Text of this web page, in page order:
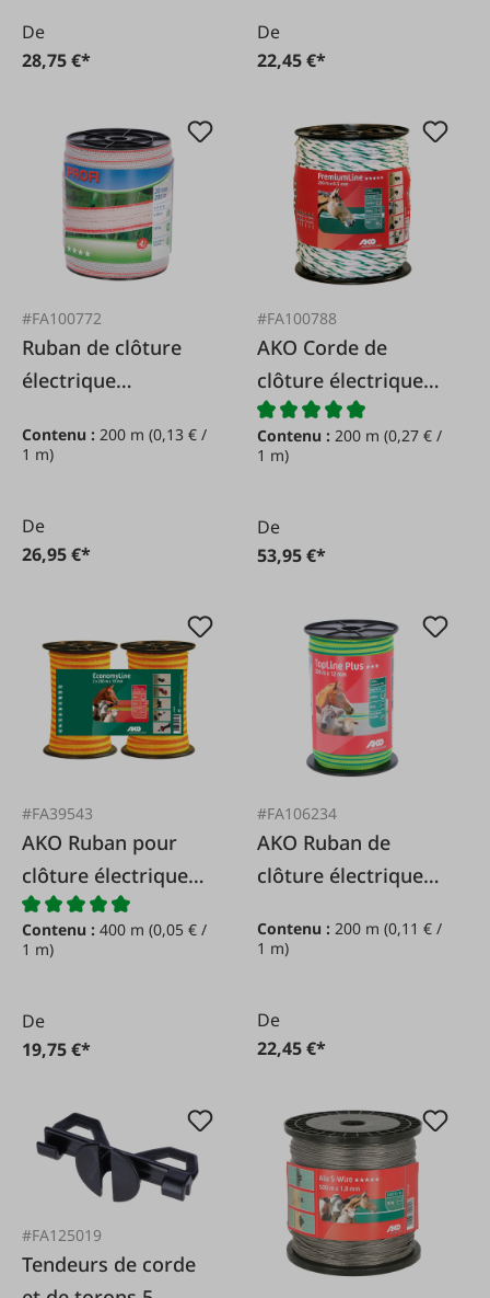
De
28,75 €*
De
22,45 €*
#FA100772
Ruban de clôture
électrique
blanc/rouge,
Contenu : 200 m (0,13 € /
1 m)
De
26,95 €*
#FA100788
AKO Corde de
clôture électrique
premium
blanc/vert,
Contenu : 200 m(0,27 € /
1 m)
De
53,95 €*
#FA39543
AKO Ruban pour
clôture électrique
Economy
jaune/orange,
Contenu : 400 m (0,05 € /
1 m)
De
19,75 €*
#FA106234
AKO Ruban de
clôture électrique
fluo/bleu,
Contenu :200 m(0,11 € /
1 m)
De
22,45 €*
#FA125019
Tendeurs de corde